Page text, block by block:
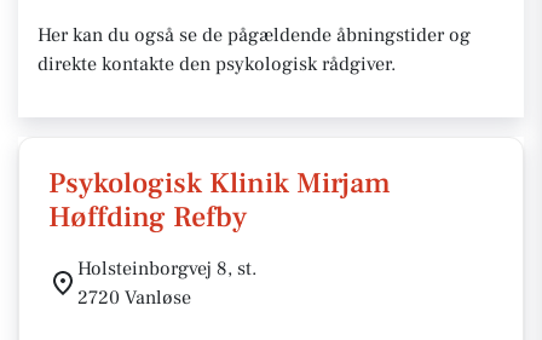
Her kan du også se de pågældende åbningstider og
direkte kontakte den psykologisk rådgiver.
Psykologisk Klinik Mirjam
Høffding Refby
Holsteinborgvej 8, st.
2720 Vanløse